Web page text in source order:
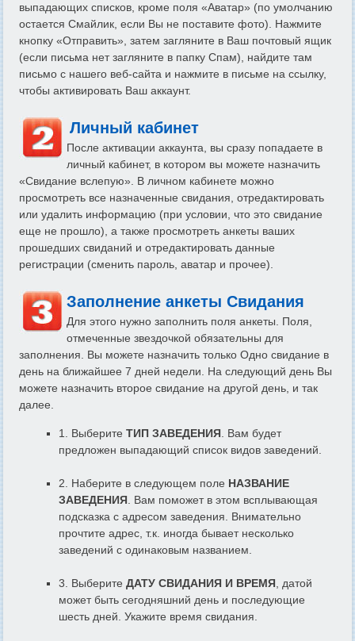
выпадающих списков, кроме поля «Аватар» (по умолчанию
остается Смайлик, если Вы не поставите фото). Нажмите
кнопку «Отправить», затем загляните в Ваш почтовый ящик
(если письма нет загляните в папку Спам), найдите там
письмо с нашего веб-сайта и нажмите в письме на ссылку,
чтобы активировать Ваш аккаунт.
Личный кабинет
После активации аккаунта, вы сразу попадаете в
личный кабинет, в котором вы можете назначить
«Свидание вслепую». В личном кабинете можно
просмотреть все назначенные свидания, отредактировать
или удалить информацию (при условии, что это свидание
еще не прошло), а также просмотреть анкеты ваших
прошедших свиданий и отредактировать данные
регистрации (сменить пароль, аватар и прочее).
Заполнение анкеты Свидания
Для этого нужно заполнить поля анкеты. Поля,
отмеченные звездочкой обязательны для
заполнения. Вы можете назначить только Одно свидание в
день на ближайшее 7 дней недели. На следующий день Вы
можете назначить второе свидание на другой день, и так
далее.
1. Выберите ТИП ЗАВЕДЕНИЯ. Вам будет
предложен выпадающий список видов заведений.
2. Наберите в следующем поле НАЗВАНИЕ
ЗАВЕДЕНИЯ. Вам поможет в этом всплывающая
подсказка с адресом заведения. Внимательно
прочтите адрес, т.к. иногда бывает несколько
заведений с одинаковым названием.
3. Выберите ДАТУ СВИДАНИЯ И ВРЕМЯ, датой
может быть сегодняшний день и последующие
шесть дней. Укажите время свидания.